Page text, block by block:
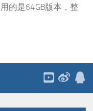
的是64GB版本，整